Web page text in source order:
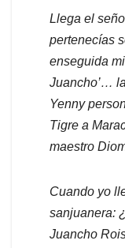
Llega el
pertenecías
enseguida
Juancho’…
Yenny
Tigre a
maestro
Cuando yo
sanjuanera:
Juancho